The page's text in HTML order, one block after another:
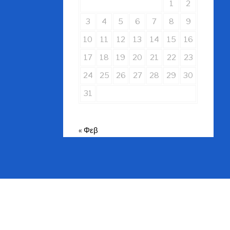
1
2
3
4 5 6 7 8
9
10
11 12 13 14 15
16
17
18 19 20 21 22
23
24
25 26 27 28 29
30
31
« Φεβ